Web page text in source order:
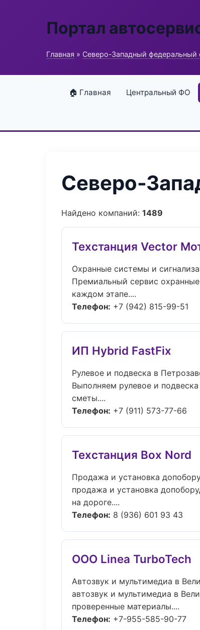
Портал
Главная » Северо-Западный федеральный
🏠 Главная Центральный ФО
Северо-
Найдено компаний: 1489
Техстанция Vector
Охранные системы и
Премиальный сервис
каждом этапе....
Телефон: +7 (942) 815-99-51
ИП Hybrid FastFix
Рулевое и подвеска в
Выполняем рулевое и
сметы....
Телефон: +7 (911) 573-77-66
Техстанция Box Nord
Продажа и установка
продажа и установка
на дороге....
Телефон: 8 (936) 601 93 43
ООО Linea TurboTech
Автозвук и мультимедиа в
автозвук и мультимедиа в
проверенные материалы....
Телефон: +7-955-585-90-77